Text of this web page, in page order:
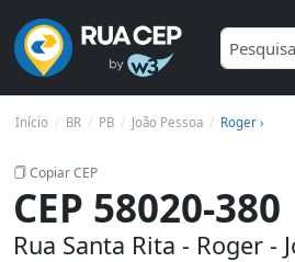
Início BR PB João Pessoa Roger ›
Copiar CEP
CEP 58020-380
Rua Santa Rita - Roger -